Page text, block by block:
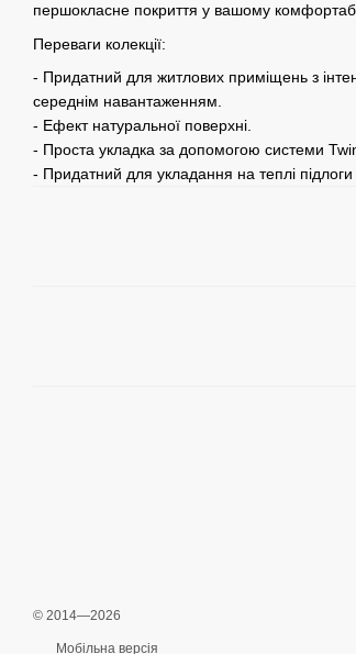
першокласне покриття у вашому
Переваги колекції:
- Придатний для житлових приміщень з
середнім навантаженням.
- Ефект натуральної поверхні.
- Проста укладка за допомогою системи
- Придатний для укладання на теплі підлоги
© 2014—2026
Мобільна версія